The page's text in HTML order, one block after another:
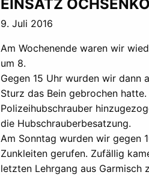
EINSATZ
9. Juli 2016
Am Wochenende waren wir
um 8.
Gegen 15 Uhr wurden wir dann
Sturz das Bein gebrochen
Polizeihubschrauber
die Hubschrauberbesatzung.
Am Sonntag wurden wir gegen
Zunkleiten gerufen. Zufällig
letzten Lehrgang aus